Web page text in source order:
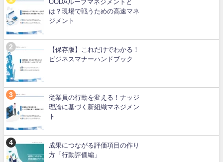
OODAループマネジメントと
は？現場で戦うための高速マネ
ジメント
【保存版】これだけでわかる！
ビジネスマナーハンドブック
従業員の行動を変える！ナッジ
理論に基づく新組織マネジメン
ト
成果につながる評価項目の作り
方「行動評価編」